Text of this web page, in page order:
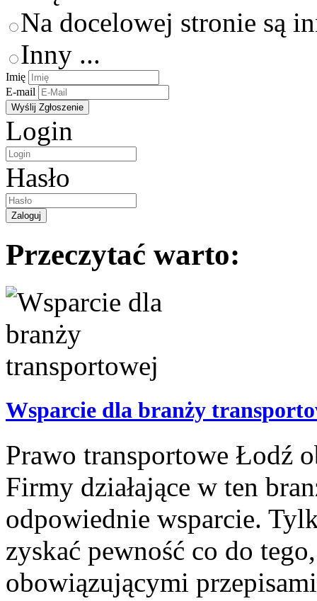
Na docelowej stronie są
Inny ...
Imię
E-mail
Login
Hasło
Przeczytać warto:
Wsparcie dla branży
Prawo transportowe Łodź
Firmy działające w ten
odpowiednie wsparcie.
zyskać pewność co do
obowiązującymi